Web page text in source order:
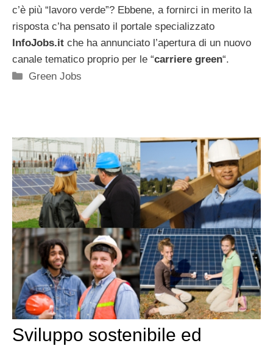
c’è più “lavoro verde”? Ebbene, a fornirci in merito la
risposta c’ha pensato il portale specializzato
InfoJobs.it che ha annunciato l’apertura di un nuovo
canale tematico proprio per le “carriere green“.
Categorie
Green Jobs
Sviluppo sostenibile ed